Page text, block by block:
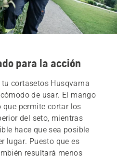
para la acción
cortasetos Husqvarna
de usar. El mango
que permite cortar los
del seto, mientras
hace que sea posible
lugar. Puesto que es
resultará menos